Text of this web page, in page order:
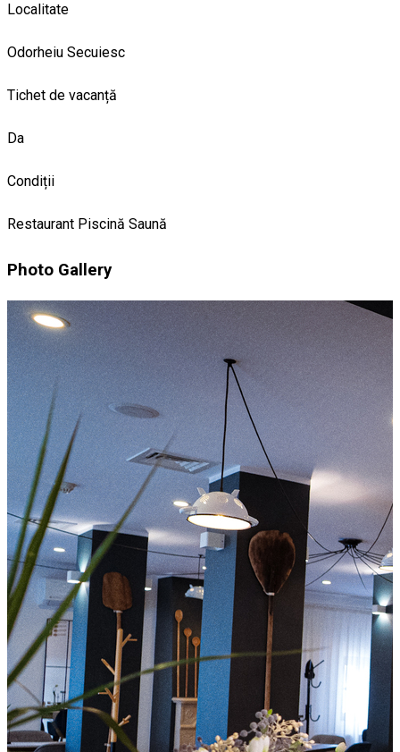
Localitate
Odorheiu Secuiesc
Tichet de vacanță
Da
Condiții
Restaurant Piscină Saună
Photo Gallery